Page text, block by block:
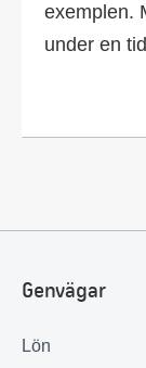
exemplen.
under en
Genvägar
Lön